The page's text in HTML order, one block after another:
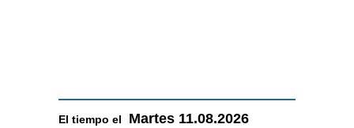
El tiempo el Martes 11.08.2026